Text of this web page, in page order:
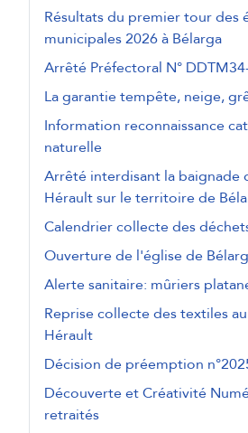
Résultats du premier tour des
municipales 2026 à Bélarga
Arrêté Préfectoral N°
La garantie tempête, neige,
Information reconnaissance
naturelle
Arrêté interdisant la baignade
Hérault sur le territoire de
Calendrier collecte des
Ouverture de l'église de
Alerte sanitaire: mûriers
Reprise collecte des textiles
Hérault
Décision de préemption
Découverte et Créativité
retraités